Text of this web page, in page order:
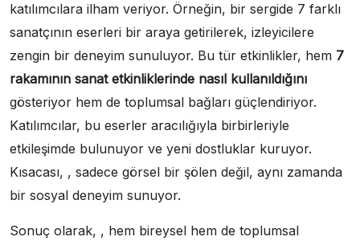
katılımcılara ilham veriyor. Örneğin, bir sergide 7 farklı
sanatçının eserleri bir araya getirilerek, izleyicilere
zengin bir deneyim sunuluyor. Bu tür etkinlikler, hem 7
rakamının sanat etkinliklerinde nasıl kullanıldığını
gösteriyor hem de toplumsal bağları güçlendiriyor.
Katılımcılar, bu eserler aracılığıyla birbirleriyle
etkileşimde bulunuyor ve yeni dostluklar kuruyor.
Kısacası, , sadece görsel bir şölen değil, aynı zamanda
bir sosyal deneyim sunuyor.
Sonuç olarak, , hem bireysel hem de toplumsal